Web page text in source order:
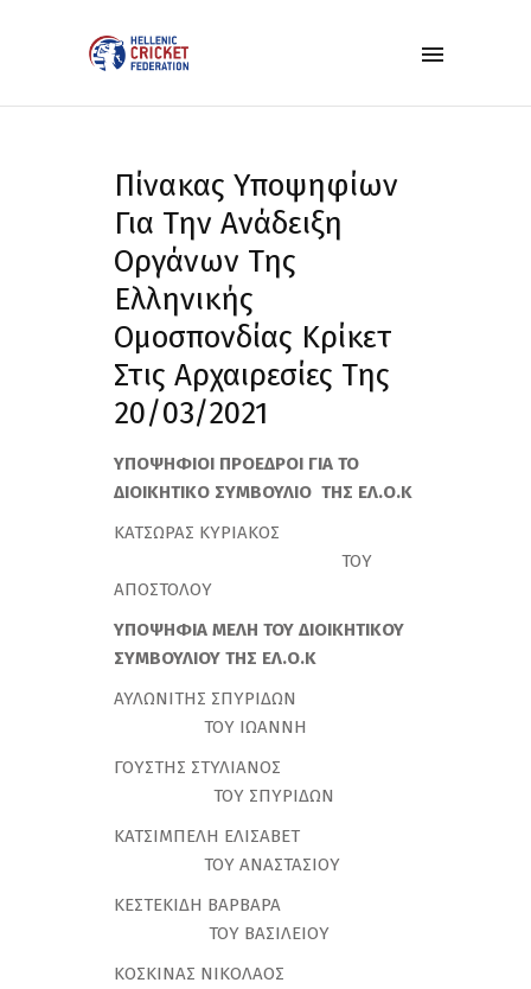
Πίνακας Υποψηφίων
Για Την Ανάδειξη
Οργάνων Της
Ελληνικής
Ομοσπονδίας Κρίκετ
Στις Αρχαιρεσίες Της
20/03/2021
ΥΠΟΨΗΦΙΟΙ ΠΡΟΕΔΡΟΙ ΓΙΑ ΤΟ
ΔΙΟΙΚΗΤΙΚΟ ΣΥΜΒΟΥΛΙΟ ΤΗΣ ΕΛ.Ο.Κ
ΚΑΤΣΩΡΑΣ ΚΥΡΙΑΚΟΣ
ΤΟΥ
ΑΠΟΣΤΟΛΟΥ
ΥΠΟΨΗΦΙΑ ΜΕΛΗ ΤΟΥ ΔΙΟΙΚΗΤΙΚΟΥ
ΣΥΜΒΟΥΛΙΟΥ ΤΗΣ ΕΛ.Ο.Κ
ΑΥΛΩΝΙΤΗΣ ΣΠΥΡΙΔΩΝ
ΤΟΥ ΙΩΑΝΝΗ
ΓΟΥΣΤΗΣ ΣΤΥΛΙΑΝΟΣ
ΤΟΥ ΣΠΥΡΙΔΩΝ
ΚΑΤΣΙΜΠΕΛΗ ΕΛΙΣΑΒΕΤ
ΤΟΥ ΑΝΑΣΤΑΣΙΟΥ
ΚΕΣΤΕΚΙΔΗ ΒΑΡΒΑΡΑ
ΤΟΥ ΒΑΣΙΛΕΙΟΥ
ΚΟΣΚΙΝΑΣ ΝΙΚΟΛΑΟΣ